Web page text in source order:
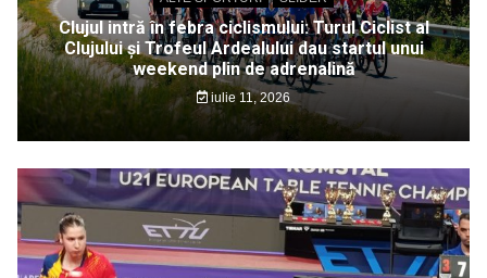
Clujul intră în febra ciclismului: Turul Ciclist al
Clujului și Trofeul Ardealului dau startul unui
weekend plin de adrenalină
iulie 11, 2026